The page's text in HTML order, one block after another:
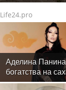
Life24.pro
Аделина
богатства на